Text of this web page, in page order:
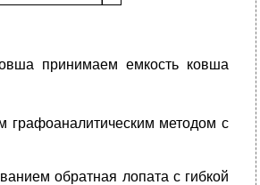
принимаем емкость ковша
графоаналитическим методом с
обратная лопата с гибкой